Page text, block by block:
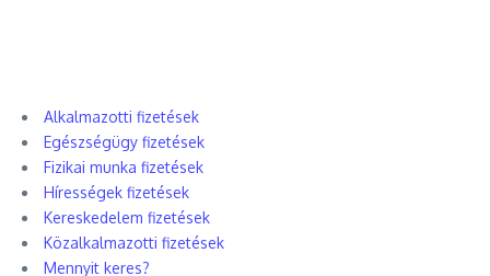
Alkalmazotti fizetések
Egészségügy fizetések
Fizikai munka fizetések
Hírességek fizetések
Kereskedelem fizetések
Közalkalmazotti fizetések
Mennyit keres?